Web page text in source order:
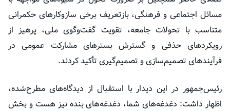
مسائل اجتماعی و فرهنگی، بازتعریف برخی سازوکارهای حکمرانی
متناسب با تحولات جامعه، تقویت گفت‌وگوی ملی، پرهیز از
رویکردهای حذفی و گسترش بسترهای مشارکت عمومی در
فرآیندهای تصمیم‌سازی و تصمیم‌گیری تأکید کردند.
رئیس‌جمهور در این دیدار با استقبال از دیدگاه‌های مطرح‌شده،
اظهار داشت: دغدغه‌های شما، دغدغه‌های بنده نیز هست و بخش